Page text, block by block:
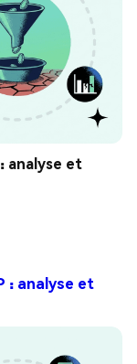
analyse et
: analyse et